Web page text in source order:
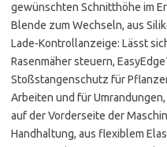
gewünschten Schnitthöhe im
Blende zum Wechseln, aus
Lade-Kontrollanzeige: Lässt
Rasenmäher steuern,
Stoßstangenschutz für
Arbeiten und für
auf der Vorderseite der
Handhaltung, aus flexiblem